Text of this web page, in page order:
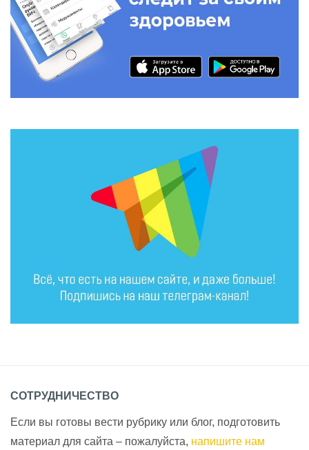
СОТРУДНИЧЕСТВО
Если вы готовы вести рубрику или блог, подготовить
материал для сайта – пожалуйста, напишите нам